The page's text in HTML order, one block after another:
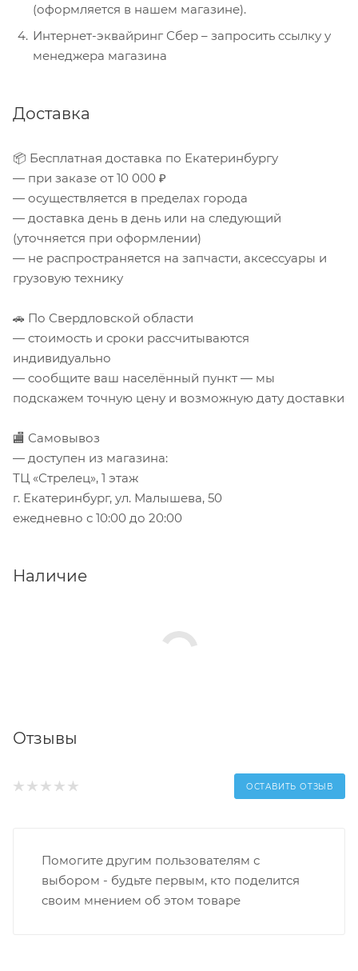
(оформляется в нашем магазине).
Интернет-эквайринг Сбер – запросить ссылку у
менеджера магазина
Доставка
📦 Бесплатная доставка по Екатеринбургу
— при заказе от 10 000 ₽
— осуществляется в пределах города
— доставка день в день или на следующий
(уточняется при оформлении)
— не распространяется на запчасти, аксессуары и
грузовую технику
🚗 По Свердловской области
— стоимость и сроки рассчитываются
индивидуально
— сообщите ваш населённый пункт — мы
подскажем точную цену и возможную дату доставки
🏬 Самовывоз
— доступен из магазина:
ТЦ «Стрелец», 1 этаж
г. Екатеринбург, ул. Малышева, 50
ежедневно с 10:00 до 20:00
Наличие
Отзывы
ОСТАВИТЬ ОТЗЫВ
Помогите другим пользователям с
выбором - будьте первым, кто поделится
своим мнением об этом товаре